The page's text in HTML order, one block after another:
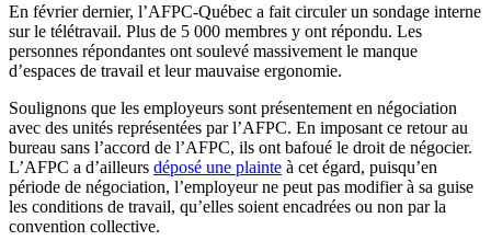
En février dernier, l’AFPC-Québec a fait circuler un sondage interne
sur le télétravail. Plus de 5 000 membres y ont répondu. Les
personnes répondantes ont soulevé massivement le manque
d’espaces de travail et leur mauvaise ergonomie.
Soulignons que les employeurs sont présentement en négociation
avec des unités représentées par l’AFPC. En imposant ce retour au
bureau sans l’accord de l’AFPC, ils ont bafoué le droit de négocier.
L’AFPC a d’ailleurs déposé une plainte à cet égard, puisqu’en
période de négociation, l’employeur ne peut pas modifier à sa guise
les conditions de travail, qu’elles soient encadrées ou non par la
convention collective.